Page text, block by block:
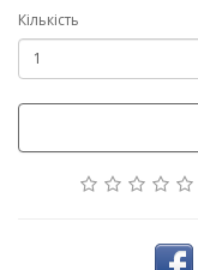
Кількість